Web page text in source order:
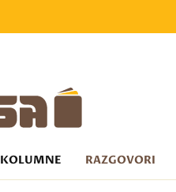
KOLUMNE RAZGOVORI